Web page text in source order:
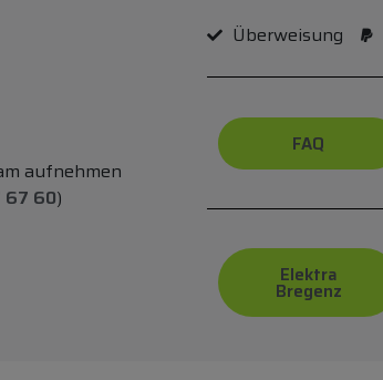
aufnehmen
67 60)
Überweisung
FAQ
Elektra
Bregenz